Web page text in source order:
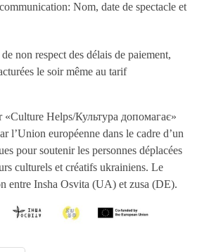
Nom, date de spectacle et
non respect des délais de paiement,
le soir même au tarif
«Culture Helps/Культура допомагає»
l’Union européenne dans le cadre d’un
pour soutenir les personnes déplacées
culturels et créatifs ukrainiens. Le
entre Insha Osvita (UA) et zusa (DE).